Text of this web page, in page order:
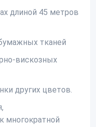
длиной 45 метров
тканей
вискозных
других цветов.
многократной